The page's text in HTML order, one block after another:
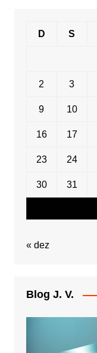
D S
2 3
9 10
16 17
23 24
30 31
« dez
Blog J. V.